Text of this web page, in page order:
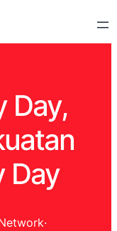
Day,
Day
·